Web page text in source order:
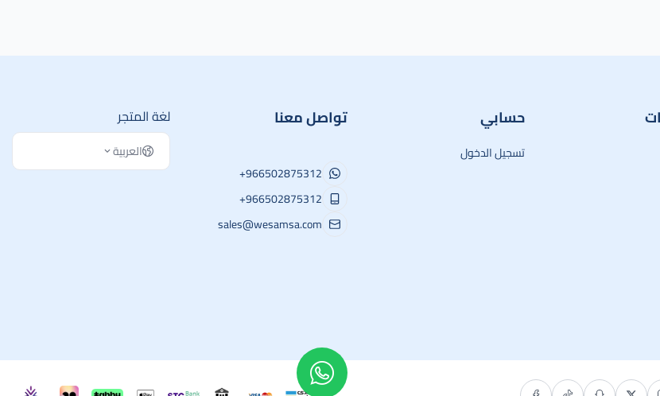
حسابي
تسجيل الدخول
تواصل معنا
+966502875312
+966502875312
sales@wesamsa.com
لغة المتجر
العربية